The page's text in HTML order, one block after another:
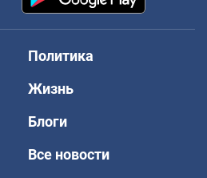
Политика
Жизнь
Блоги
Все новости